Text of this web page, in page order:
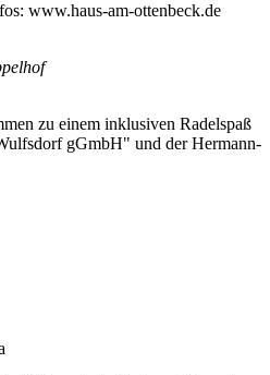
www.haus-am-ottenbeck.de
zu einem inklusiven Radelspaß
gGmbH" und der Hermann-